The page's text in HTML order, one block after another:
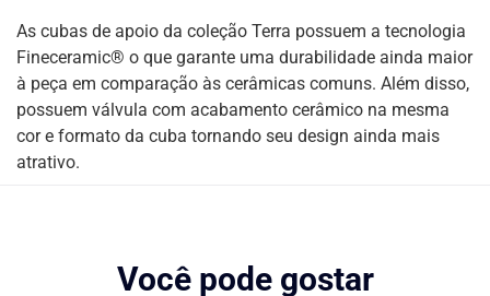
As cubas de apoio da coleção Terra possuem a tecnologia
Fineceramic® o que garante uma durabilidade ainda maior
à peça em comparação às cerâmicas comuns. Além disso,
possuem válvula com acabamento cerâmico na mesma
cor e formato da cuba tornando seu design ainda mais
atrativo.
Você pode gostar